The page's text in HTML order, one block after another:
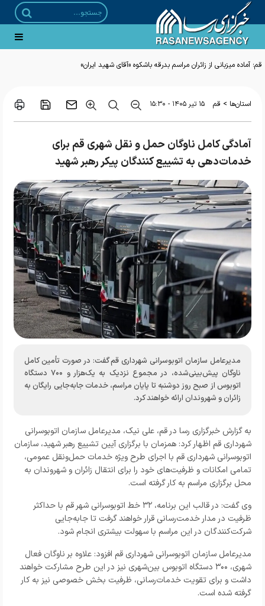
قم؛ آماده میزبانی از زائران مراسم بدرقه باشکوه «آقای شهید ایران»
استان‌ها > قم ۱۵ تير ۱۴۰۵ - ۱۵:۳۰
آمادگی کامل ناوگان حمل و نقل شهری قم برای
خدمات‌دهی به تشییع کنندگان پیکر رهبر شهید
مدیرعامل سازمان اتوبوسرانی شهرداری قم گفت: در صورت تأمین کامل
ناوگان پیش‌بینی‌شده، در مجموع نزدیک به یک‌هزار و ۷۰۰ دستگاه
اتوبوس از صبح روز دوشنبه تا پایان مراسم، خدمات جابه‌جایی رایگان به
زائران و شهروندان ارائه خواهند کرد.
به گزارش خبرگزاری رسا در قم، علی نیک، مدیرعامل سازمان اتوبوسرانی
شهرداری قم اظهار کرد: همزمان با برگزاری آیین تشییع رهبر شهید، سازمان
اتوبوسرانی شهرداری قم با اجرای طرح ویژه خدمات حمل‌ونقل عمومی،
تمامی امکانات و ظرفیت‌های خود را برای انتقال زائران و شهروندان به
محل برگزاری مراسم به کار گرفته است.
وی گفت: در قالب این برنامه، ۳۲ خط اتوبوسرانی شهر قم با حداکثر
ظرفیت در مدار خدمت‌رسانی قرار خواهند گرفت تا جابه‌جایی
شرکت‌کنندگان در این مراسم با سهولت بیشتری انجام شود.
مدیرعامل سازمان اتوبوسرانی شهرداری قم افزود: علاوه بر ناوگان فعال
شهری، ۳۰۰ دستگاه اتوبوس بین‌شهری نیز در این طرح مشارکت خواهند
داشت و برای تقویت خدمات‌رسانی، ظرفیت بخش خصوصی نیز به کار
گرفته شده است.